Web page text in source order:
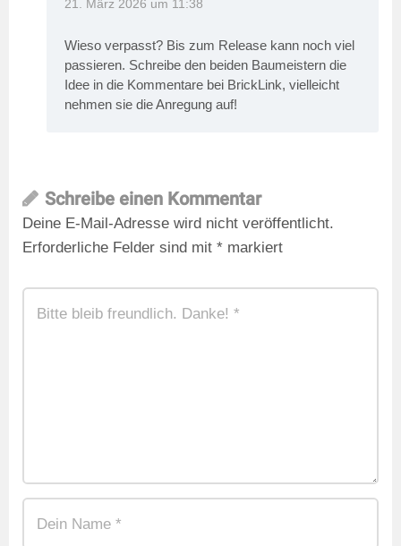
21. März 2026 um 11:38
Wieso verpasst? Bis zum Release kann noch viel
passieren. Schreibe den beiden Baumeistern die
Idee in die Kommentare bei BrickLink, vielleicht
nehmen sie die Anregung auf!
Schreibe einen Kommentar
Deine E-Mail-Adresse wird nicht veröffentlicht.
Erforderliche Felder sind mit * markiert